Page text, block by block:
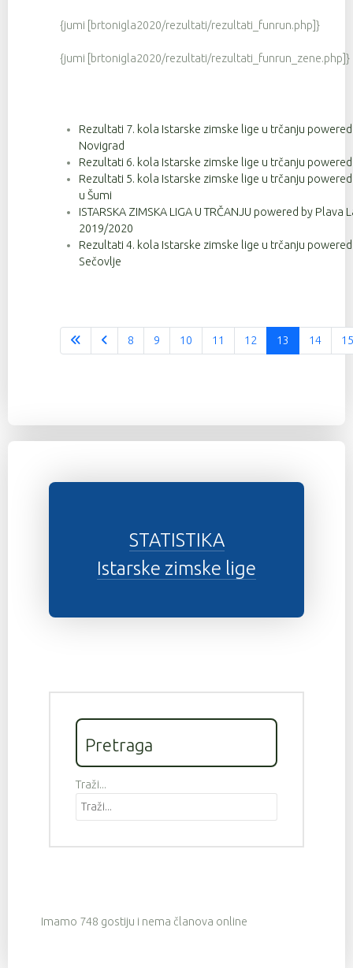
{jumi [brtonigla2020/rezultati/rezultati_funrun.php]}
{jumi [brtonigla2020/rezultati/rezultati_funrun_zene.php]}
Rezultati 7. kola Istarske zimske lige u trčanju
Novigrad
Rezultati 6. kola Istarske zimske lige u trčanju
Rezultati 5. kola Istarske zimske lige u trčanju
u Šumi
ISTARSKA ZIMSKA LIGA U TRČANJU powered by Plava
2019/2020
Rezultati 4. kola Istarske zimske lige u trčanju
Sečovlje
8 9 10 11 12 13 14 15
STATISTIKA
Istarske zimske lige
Pretraga
Traži...
Imamo 748 gostiju i nema članova online